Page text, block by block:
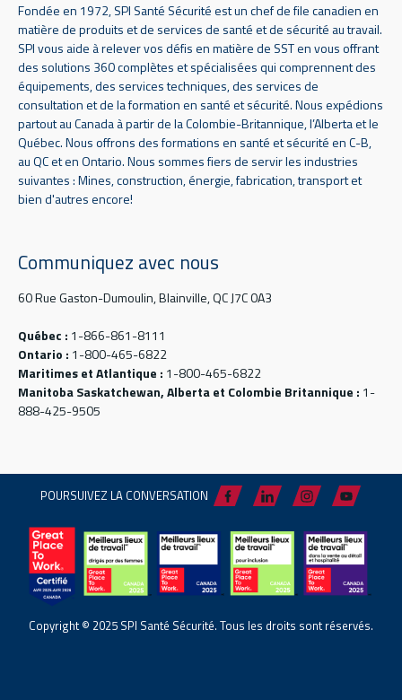
Fondée en 1972, SPI Santé Sécurité est un chef de file canadien en
matière de produits et de services de santé et de sécurité au travail.
SPI vous aide à relever vos défis en matière de SST en vous offrant
des solutions 360 complètes et spécialisées qui comprennent des
équipements, des services techniques, des services de
consultation et de la formation en santé et sécurité. Nous expédions
partout au Canada à partir de la Colombie-Britannique, l’Alberta et le
Québec. Nous offrons des formations en santé et sécurité en C-B,
au QC et en Ontario. Nous sommes fiers de servir les industries
suivantes : Mines, construction, énergie, fabrication, transport et
bien d'autres encore!
Communiquez avec nous
60 Rue Gaston-Dumoulin, Blainville, QC J7C 0A3
Québec : 1-866-861-8111
Ontario : 1-800-465-6822
Maritimes et Atlantique : 1-800-465-6822
Manitoba Saskatchewan, Alberta et Colombie Britannique : 1-
888-425-9505
POURSUIVEZ LA CONVERSATION
Copyright © 2025 SPI Santé Sécurité. Tous les droits sont réservés.